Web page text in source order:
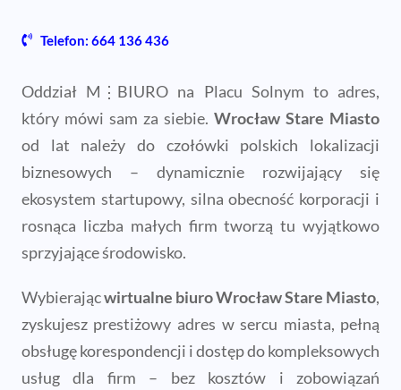
Telefon: 664 136 436
Oddział M⋮BIURO na Placu Solnym to adres,
który mówi sam za siebie.Wrocław Stare Miasto
od lat należy do czołówki polskich lokalizacji
biznesowych – dynamicznie rozwijający się
ekosystem startupowy, silna obecność korporacji i
rosnąca liczba małych firm tworzą tu wyjątkowo
sprzyjające środowisko.
Wybierającwirtualne biuro Wrocław Stare Miasto,
zyskujesz prestiżowy adres w sercu miasta, pełną
obsługę korespondencji i dostęp do kompleksowych
usług dla firm – bez kosztów i zobowiązań